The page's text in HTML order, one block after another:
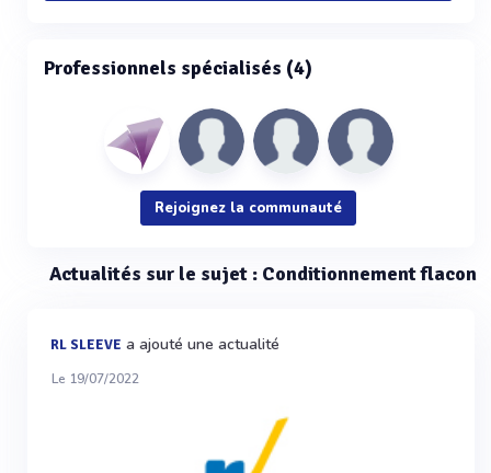
Professionnels spécialisés (4)
Rejoignez la communauté
Actualités sur le sujet : Conditionnement flacon
RL SLEEVE a ajouté une actualité
Le 19/07/2022